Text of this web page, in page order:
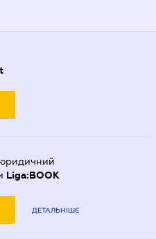
Liga:BOOK
ДЕТАЛЬНІШЕ